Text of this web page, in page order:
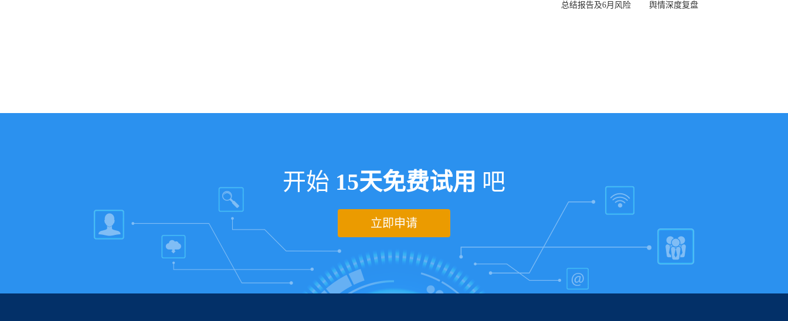
总结报告及6月风险
舆情深度复盘
开始 15天免费试用 吧
立即申请